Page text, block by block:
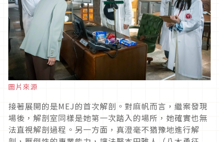
圖片來源
接著展開的是MEJ的首次解剖。對麻帆而言，繼案發現
場後，解剖室同樣是她第一次踏入的場所，她確實也無
法直視解剖過程。另一方面，真澄毫不猶豫地進行解